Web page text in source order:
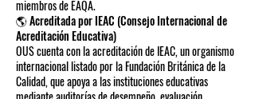
miembros de EAQA.
🌎 Acreditada por IEAC (Consejo Internacional de
Acreditación Educativa)
OUS cuenta con la acreditación de IEAC, un organismo
internacional listado por la Fundación Británica de la
Calidad, que apoya a las instituciones educativas